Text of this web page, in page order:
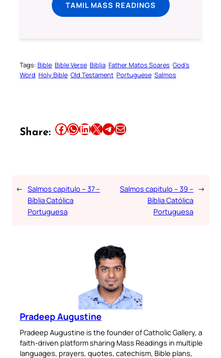
TAMIL MASS READINGS
Tags: Bible Bible Verse Biblia Father Matos Soares God’s
Word Holy Bible Old Testament Portuguese Salmos
Share: Share this article on Facebook Share this article on WhatsApp Share this article on LinkedIn Share this article on X Share this article on TelegramEmail this Article
← Salmos capitulo – 37 –
Bíblia Católica
Portuguesa
Salmos capitulo – 39 –
Bíblia Católica
Portuguesa
→
Pradeep Augustine
Pradeep Augustine is the founder of Catholic Gallery, a
faith-driven platform sharing Mass Readings in multiple
languages, prayers, quotes, catechism, Bible plans,